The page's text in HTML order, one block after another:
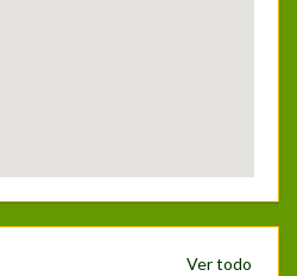
Ver todo